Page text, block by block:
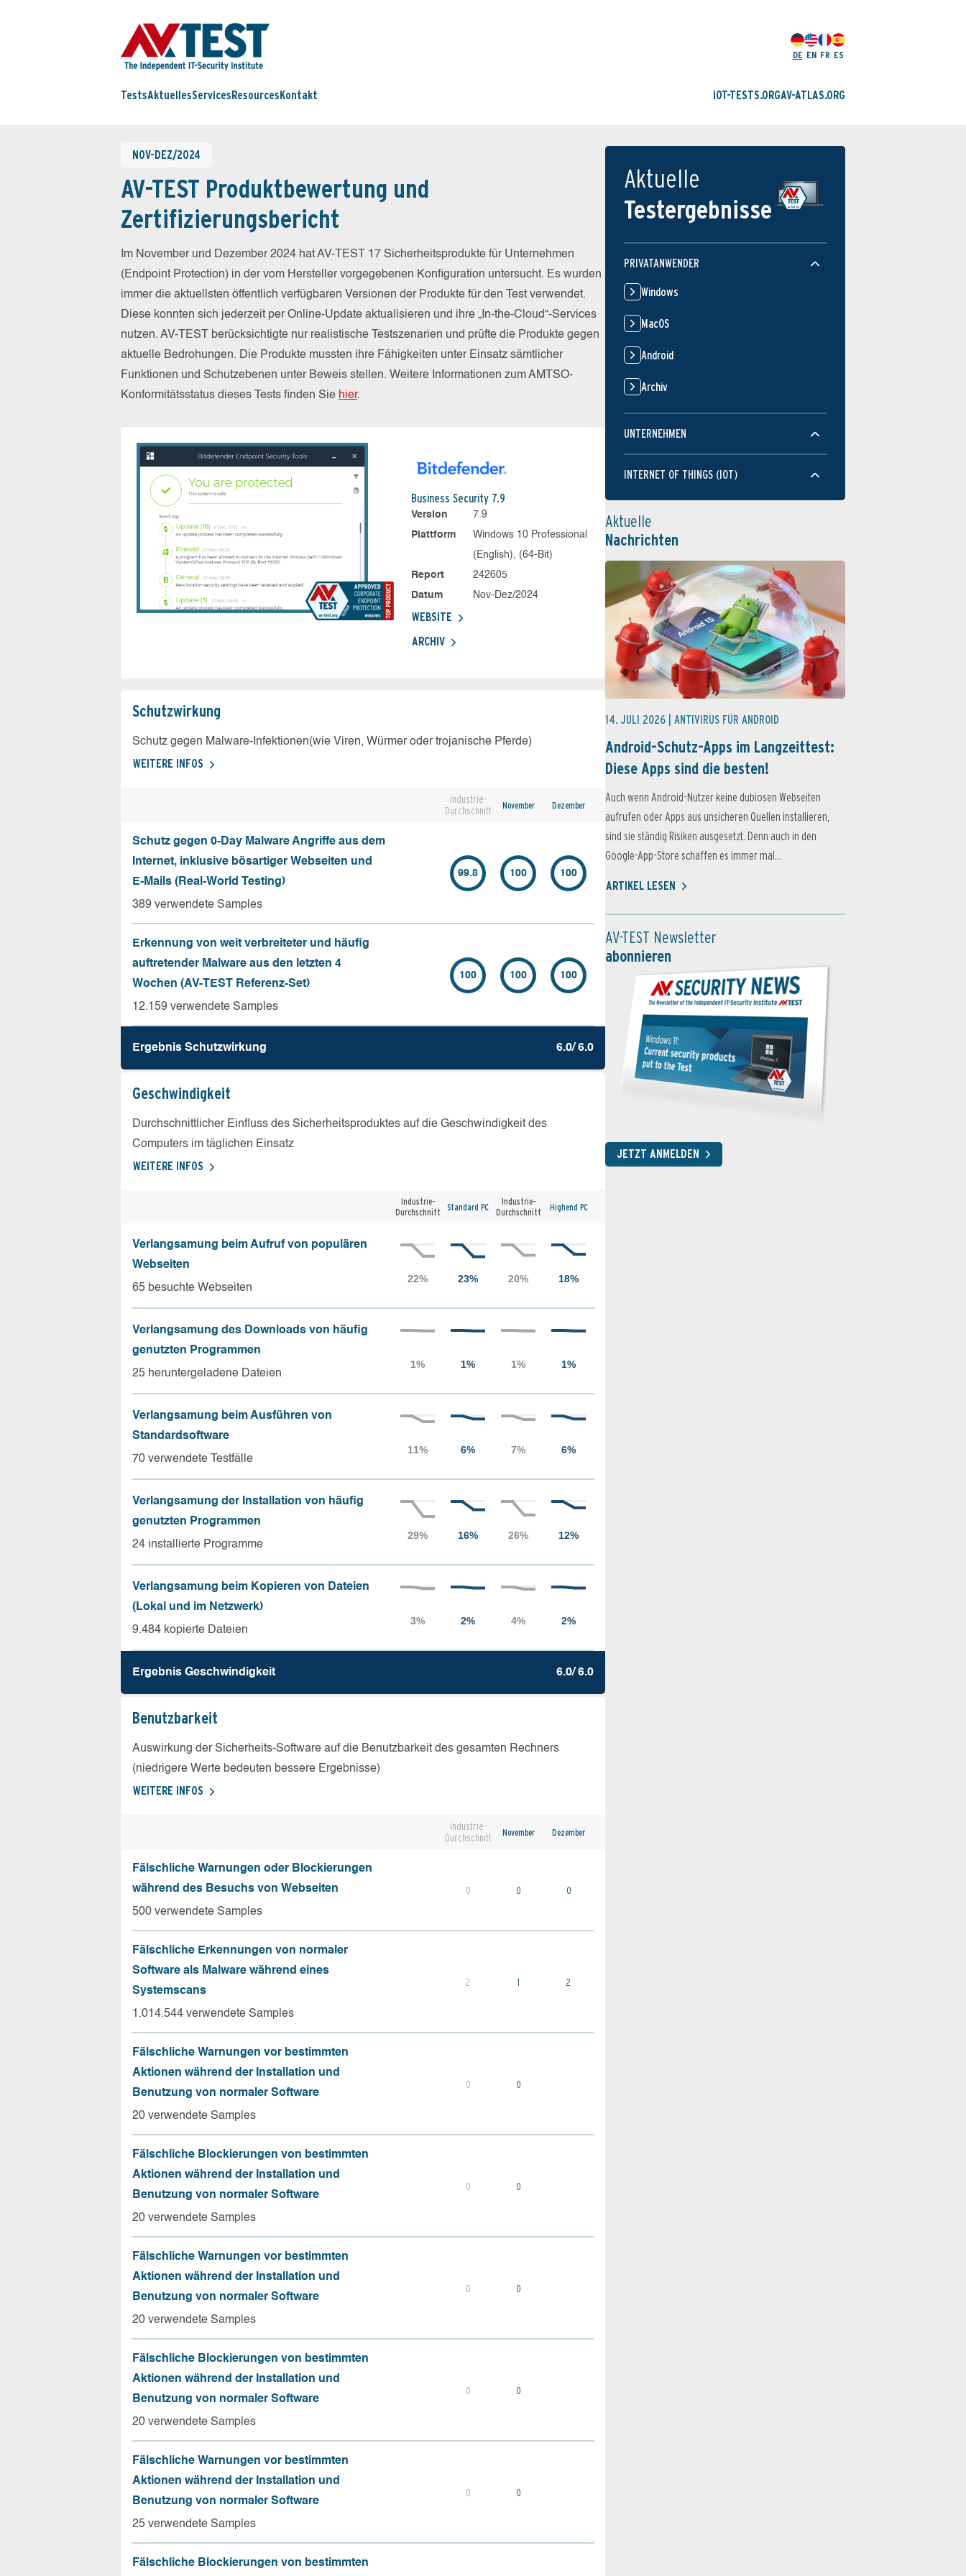
DE EN FR ES
TestsAktuellesServices Resources Kontakt IOT-TESTS.ORGAV-ATLAS.ORG
NOV-DEZ/2024
AV-TEST Produktbewertung und
Zertifizierungsbericht
Im November und Dezember 2024 hat AV-TEST 17 Sicherheitsprodukte für Unternehmen
(Endpoint Protection) in der vom Hersteller vorgegebenen Konfiguration untersucht. Es wurden
immer die aktuellsten öffentlich verfügbaren Versionen der Produkte für den Test verwendet.
Diese konnten sich jederzeit per Online-Update aktualisieren und ihre „In-the-Cloud“-Services
nutzen. AV-TEST berücksichtigte nur realistische Testszenarien und prüfte die Produkte gegen
aktuelle Bedrohungen. Die Produkte mussten ihre Fähigkeiten unter Einsatz sämtlicher
Funktionen und Schutzebenen unter Beweis stellen. Weitere Informationen zum AMTSO-
Konformitätsstatus dieses Tests finden Sie hier.
Business Security 7.9
Version
7.9
Plattform
Windows 10 Professional
(English), (64-Bit)
Report
242605
Datum
Nov-Dez/2024
WEBSITE
ARCHIV
Schutz­wirkung
Schutz gegen Malware-Infektionen(wie Viren, Würmer oder trojanische Pferde)
WEITERE INFOS
Industrie-
Durchschnitt
November Dezember
Schutz gegen 0-Day Malware Angriffe aus dem
Internet, inklusive bösartiger Webseiten und
E-Mails (Real-World Testing)
389 verwendete Samples
99.8 100 100
Erkennung von weit verbreiteter und häufig
auftretender Malware aus den letzten 4
Wochen (AV-TEST Referenz-Set)
12.159 verwendete Samples
100 100 100
Ergebnis Schutz­wirkung 6.0/ 6.0
Geschw­indigkeit
Durchschnittlicher Einfluss des Sicherheitsproduktes auf die Geschwindigkeit des
Computers im täglichen Einsatz
WEITERE INFOS
Industrie-
Durchschnitt
Standard PC
Industrie-
Durchschnitt
Highend PC
Verlangsamung beim Aufruf von populären
Webseiten
65 besuchte Webseiten
Verlangsamung des Downloads von häufig
genutzten Programmen
25 heruntergeladene Dateien
Verlangsamung beim Ausführen von
Standardsoftware
70 verwendete Testfälle
Verlangsamung der Installation von häufig
genutzten Programmen
24 installierte Programme
Verlangsamung beim Kopieren von Dateien
(Lokal und im Netzwerk)
9.484 kopierte Dateien
Ergebnis Geschw­indigkeit 6.0/ 6.0
Benutz­barkeit
Auswirkung der Sicherheits-Software auf die Benutzbarkeit des gesamten Rechners
(niedrigere Werte bedeuten bessere Ergebnisse)
WEITERE INFOS
Industrie-
Durchschnitt
November Dezember
Fälschliche Warnungen oder Blockierungen
während des Besuchs von Webseiten
500 verwendete Samples
0 0 0
Fälschliche Erkennungen von normaler
Software als Malware während eines
Systemscans
1.014.544 verwendete Samples
2 1 2
Fälschliche Warnungen vor bestimmten
Aktionen während der Installation und
Benutzung von normaler Software
20 verwendete Samples
0 0
Fälschliche Blockierungen von bestimmten
Aktionen während der Installation und
Benutzung von normaler Software
20 verwendete Samples
0 0
Fälschliche Warnungen vor bestimmten
Aktionen während der Installation und
Benutzung von normaler Software
20 verwendete Samples
0 0
Fälschliche Blockierungen von bestimmten
Aktionen während der Installation und
Benutzung von normaler Software
20 verwendete Samples
0 0
Fälschliche Warnungen vor bestimmten
Aktionen während der Installation und
Benutzung von normaler Software
25 verwendete Samples
0 0
Fälschliche Blockierungen von bestimmten
Aktuelle
Testergebnisse
PRIVATANWENDER
Windows
MacOS
Android
Archiv
UNTERNEHMEN
INTERNET OF THINGS (IOT)
Aktuelle
Nachrichten
14. JULI 2026 | ANTIVIRUS FÜR ANDROID
Android-Schutz-Apps im Langzeittest:
Diese Apps sind die besten!
Auch wenn Android-Nutzer keine dubiosen Webseiten
aufrufen oder Apps aus unsicheren Quellen installieren,
sind sie ständig Risiken ausgesetzt. Denn auch in den
Google-App-Store schaffen es immer mal...
ARTIKEL LESEN
AV-TEST Newsletter
abonnieren
JETZT ANMELDEN